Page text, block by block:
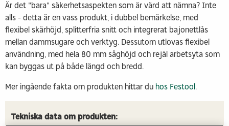
Är det "bara" säkerhetsaspekten som är värd att nämna? Inte
alls - detta är en vass produkt, i dubbel bemärkelse, med
flexibel skärhöjd, splitterfria snitt och integrerat bajonettlås
mellan dammsugare och verktyg. Dessutom utlovas flexibel
användning, med hela 80 mm såghöjd och rejäl arbetsyta som
kan byggas ut på både längd och bredd.
Mer ingående fakta om produkten hittar du hos Festool.
Tekniska data om produkten: